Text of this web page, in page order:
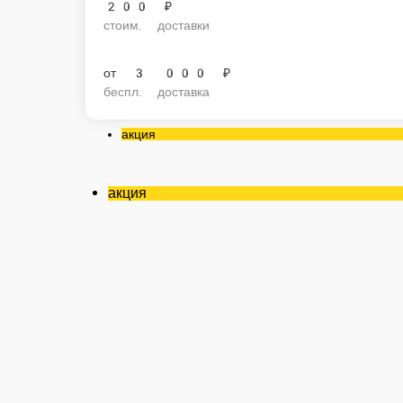
200 ₽
стоим. доставки
от 3 000 ₽
беспл. доставка
акция
акция